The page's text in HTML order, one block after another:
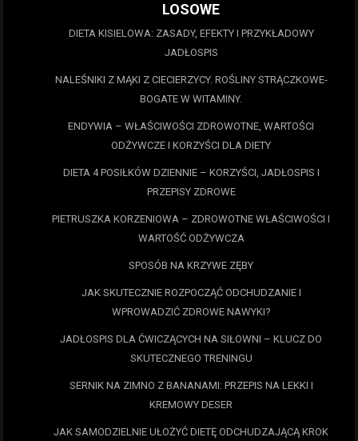
LOSOWE
DIETA KISIELOWA: ZASADY, EFEKTY I PRZYKŁADOWY
JADŁOSPIS
NALEŚNIKI Z MĄKI Z CIECIERZYCY. ROŚLINY STRĄCZKOWE-
BOGATE W WITAMINY.
ENDYWIA – WŁAŚCIWOŚCI ZDROWOTNE, WARTOŚCI
ODŻYWCZE I KORZYŚCI DLA DIETY
DIETA 4 POSIŁKÓW DZIENNIE – KORZYŚCI, JADŁOSPIS I
PRZEPISY ZDROWE
PIETRUSZKA KORZENIOWA – ZDROWOTNE WŁAŚCIWOŚCI I
WARTOŚĆ ODŻYWCZA
SPOSÓB NA KRZYWE ZĘBY
JAK SKUTECZNIE ROZPOCZĄĆ ODCHUDZANIE I
WPROWADZIĆ ZDROWE NAWYKI?
JADŁOSPIS DLA ĆWICZĄCYCH NA SIŁOWNI – KLUCZ DO
SKUTECZNEGO TRENINGU
SERNIK NA ZIMNO Z BANANAMI: PRZEPIS NA LEKKI I
KREMOWY DESER
JAK SAMODZIELNIE UŁOŻYĆ DIETĘ ODCHUDZAJĄCĄ KROK